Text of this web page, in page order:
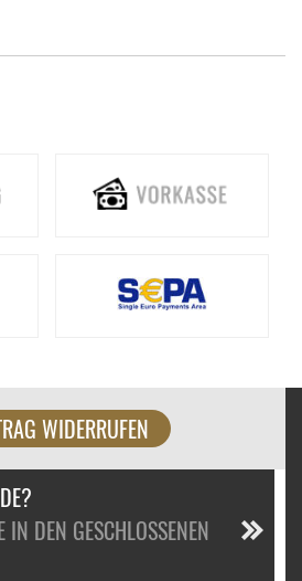
WIDERRUFEN
IN DEN GESCHLOSSENEN